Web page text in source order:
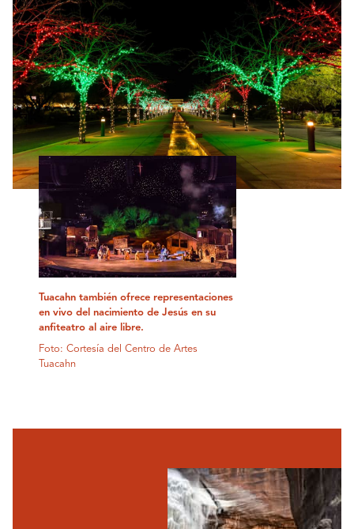
Tuacahn también ofrece representaciones
en vivo del nacimiento de Jesús en su
anfiteatro al aire libre.
Foto: Cortesía del Centro de Artes
Tuacahn